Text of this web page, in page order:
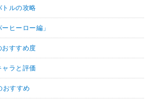
クロスオーバー
超サイヤ人を超えた力
・気力+1
【一致するリンクスキル(
トルの攻略
ヒーロー編」
おすすめ度
ラと評価
おすすめ